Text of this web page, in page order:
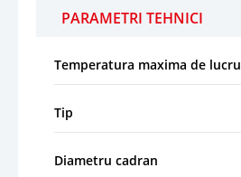
PARAMETRI TEHNICI
Temperatura maxima de lucru
Tip
Diametru cadran